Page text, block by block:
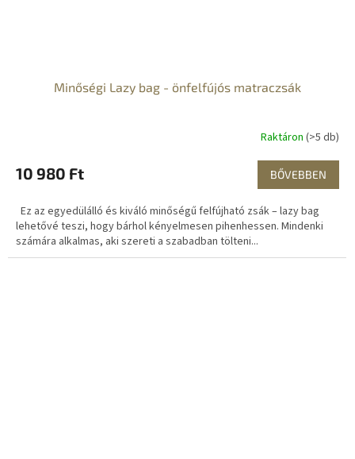
Minőségi Lazy bag - önfelfújós matraczsák
Raktáron (>5 db)
10 980 Ft BŐVEBBEN
Ez az egyedülálló és kiváló minőségű felfújható zsák – lazy bag
lehetővé teszi, hogy bárhol kényelmesen pihenhessen. Mindenki
számára alkalmas, aki szereti a szabadban tölteni...